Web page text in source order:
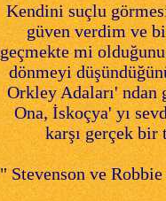
Kendini suçlu
güven verdim ve
geçmekte mi
dönmeyi
Orkley Adaları'
Ona, İskoçya' yı
karşı gerçek
" Stevenson ve